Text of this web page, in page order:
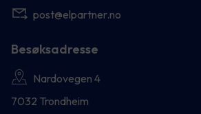
post@elpartner.no
Besøksadresse
Nardovegen 4
7032 Trondheim